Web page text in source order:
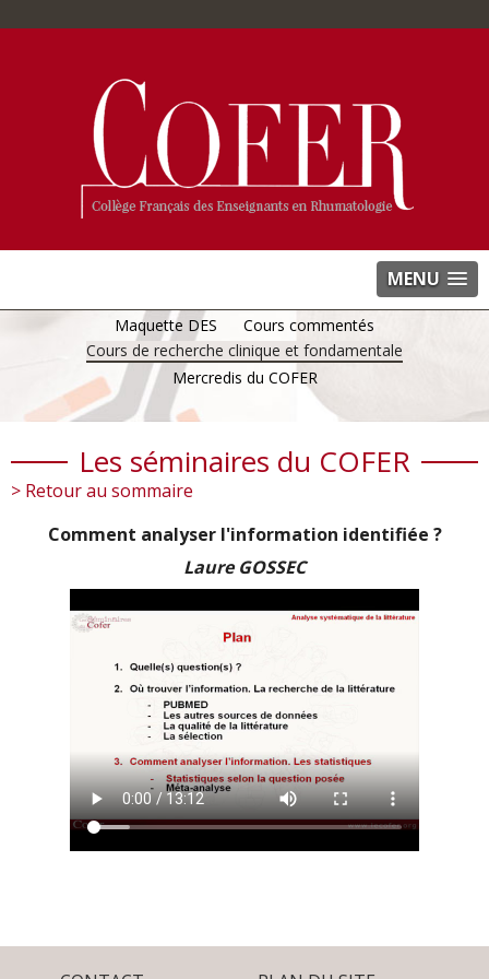
MENU
Maquette DES
Cours commentés
Cours de recherche clinique et fondamentale
Mercredis du COFER
Les séminaires du COFER
> Retour au sommaire
Comment analyser l'information identifiée ?
Laure GOSSEC